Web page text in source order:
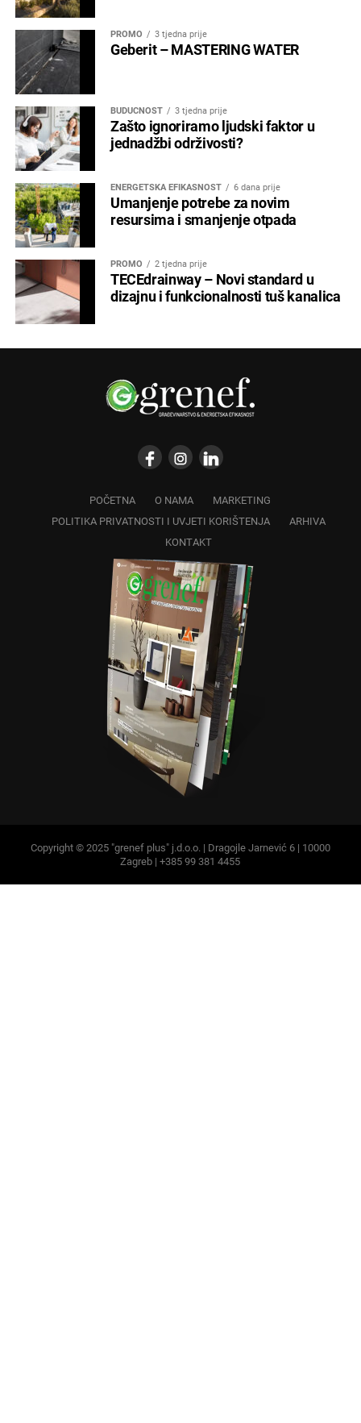
PROMO 3 tjedna prije
Geberit – MASTERING WATER
BUDUĆNOST 3 tjedna prije
Zašto ignoriramo ljudski faktor u
jednadžbi održivosti?
ENERGETSKA EFIKASNOST 6 dana prije
Umanjenje potrebe za novim
resursima i smanjenje otpada
PROMO 2 tjedna prije
TECEdrainway – Novi standard u
dizajnu i funkcionalnosti tuš kanalica
POČETNA O NAMA
MARKETING
POLITIKA PRIVATNOSTI I UVJETI KORIŠTENJA
ARHIVA
KONTAKT
Copyright © 2025 "grenef plus" j.d.o.o. | Dragojle Jarnević 6 | 10000
Zagreb | +385 99 381 4455